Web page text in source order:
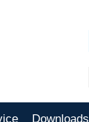
Downloads